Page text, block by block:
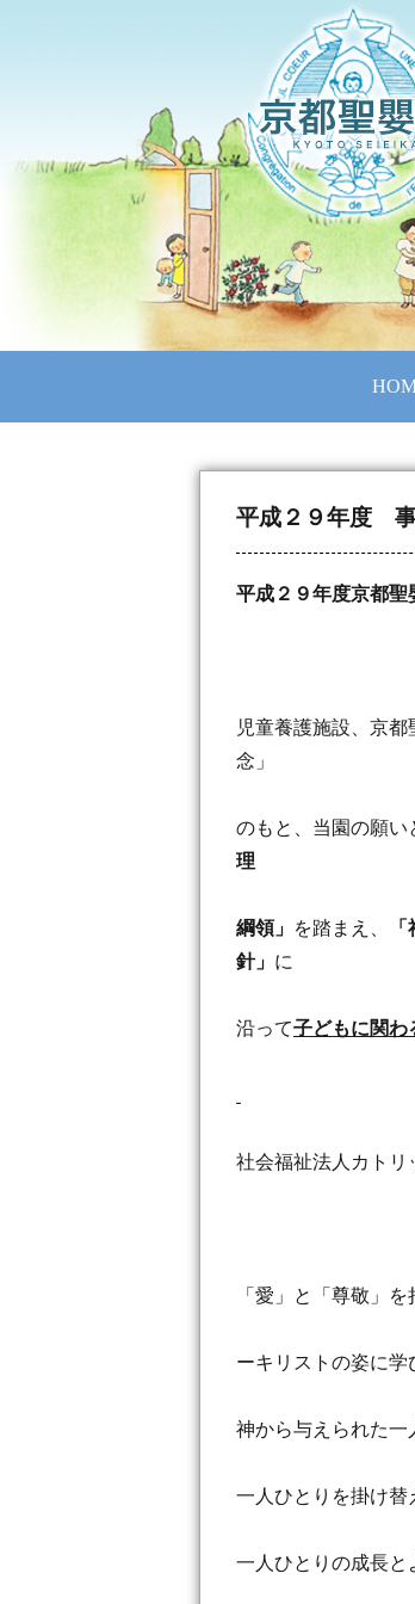
平成２９年度
平成２９年度京都聖
児童養護施設、京
念」
のもと、当園の願い
理
綱領」 を踏まえ、
針」 に
沿って子どもに関わ
社会福祉法人カトリ
「愛」と「尊敬」
ーキリストの姿に学
神から与えられた一
一人ひとりを掛け替
一人ひとりの成長と